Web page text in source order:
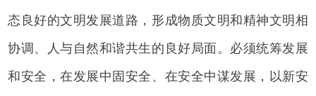
态良好的文明发展道路，形成物质文明和精神文明相
协调、人与自然和谐共生的良好局面。必须统筹发展
和安全，在发展中固安全、在安全中谋发展，以新安